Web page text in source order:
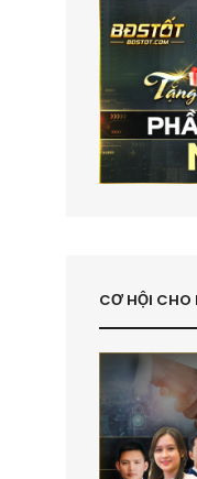
CƠ HỘI CHO